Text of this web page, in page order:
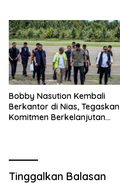
Bobby Nasution Kembali
Berkantor di Nias, Tegaskan
Komitmen Berkelanjutan
Tinggalkan Balasan